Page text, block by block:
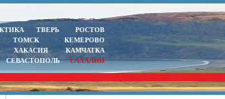
ТВЕРЬ
РОСТОВ
ТОМСК
КЕМЕРОВО
ХАКАСИЯ
КАМЧАТКА
СЕВАСТОПОЛЬ САХАЛИН